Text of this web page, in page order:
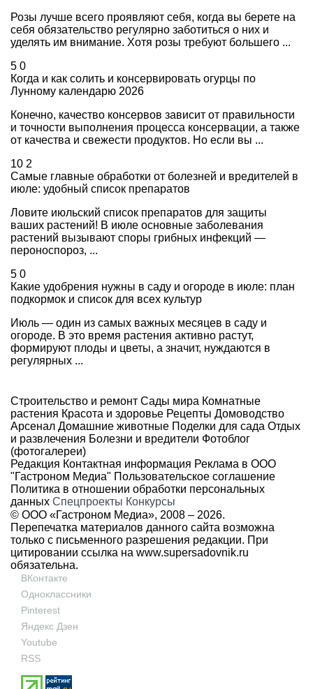
Розы лучше всего проявляют себя, когда вы берете на
себя обязательство регулярно заботиться о них и
уделять им внимание. Хотя розы требуют большего ...
5 0
Когда и как солить и консервировать огурцы по
Лунному календарю 2026
Конечно, качество консервов зависит от правильности
и точности выполнения процесса консервации, а также
от качества и свежести продуктов. Но если вы ...
10 2
Самые главные обработки от болезней и вредителей в
июле: удобный список препаратов
Ловите июльский список препаратов для защиты
ваших растений! В июле основные заболевания
растений вызывают споры грибных инфекций —
пероноспороз, ...
5 0
Какие удобрения нужны в саду и огороде в июле: план
подкормок и список для всех культур
Июль — один из самых важных месяцев в саду и
огороде. В это время растения активно растут,
формируют плоды и цветы, а значит, нуждаются в
регулярных ...
Строительство и ремонт Сады мира Комнатные
растения Красота и здоровье Рецепты Домоводство
Арсенал Домашние животные Поделки для сада Отдых
и развлечения Болезни и вредители Фотоблог
(фотогалереи)
Редакция Контактная информация Реклама в ООО
"Гастроном Медиа" Пользовательское соглашение
Политика в отношении обработки персональных
данных Спецпроекты Конкурсы
© ООО «Гастроном Медиа», 2008 – 2026.
Перепечатка материалов данного сайта возможна
только с письменного разрешения редакции. При
цитировании ссылка на www.supersadovnik.ru
обязательна.
ВКонтакте
Одноклассники
Pinterest
Яндекс Дзен
Youtube
RSS